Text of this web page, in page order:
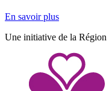
En savoir plus
Une initiative de la